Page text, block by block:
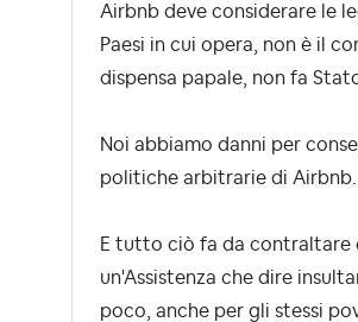
Airbnb deve considerare le
Paesi in cui opera, non è il
dispensa papale, non fa
Noi abbiamo danni per
politiche arbitrarie di Airbnb.
E tutto ciò fa da contraltare
un'Assistenza che dire
poco, anche per gli stessi